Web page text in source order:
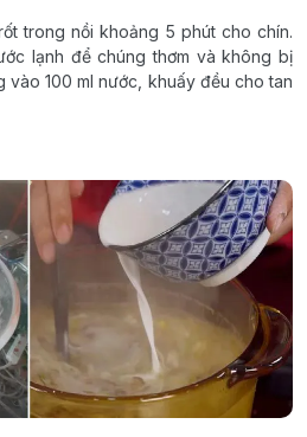
trong nồi khoảng 5 phút cho chín.
lạnh để chúng thơm và không bị
vào 100 ml nước, khuấy đều cho tan